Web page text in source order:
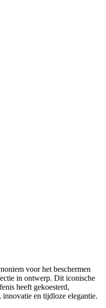
voor het beschermen
in ontwerp. Dit iconische
heeft gekoesterd,
en tijdloze elegantie.